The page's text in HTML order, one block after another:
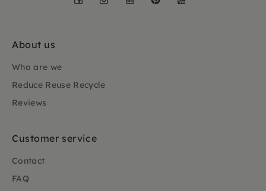
About us
Who are we
Reduce Reuse Recycle
Reviews
Customer service
Contact
FAQ